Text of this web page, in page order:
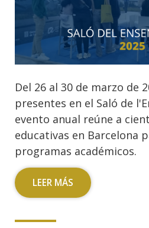
Del 26 al 30 de marzo de
presentes en el Saló de
evento anual reúne a
educativas en Barcelona
programas académicos.
LEER MÁS